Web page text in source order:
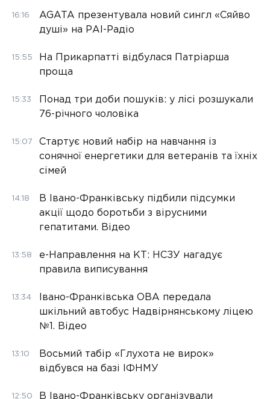
16:16
AGATA презентувала новий сингл «Сяйво
душі» на РАІ-Радіо
15:55
На Прикарпатті відбулася Патріарша
проща
15:33
Понад три доби пошуків: у лісі розшукали
76-річного чоловіка
15:07
Стартує новий набір на навчання із
сонячної енергетики для ветеранів та їхніх
сімей
14:18
В Івано-Франківську підбили підсумки
акції щодо боротьби з вірусними
гепатитами. Відео
13:58
е-Направлення на КТ: НСЗУ нагадує
правила виписування
13:34
Івано-Франківська ОВА передала
шкільний автобус Надвірнянському ліцею
№1. Відео
13:10
Восьмий табір «Глухота не вирок»
відбувся на базі ІФНМУ
12:50 В Івано-Франківську організували